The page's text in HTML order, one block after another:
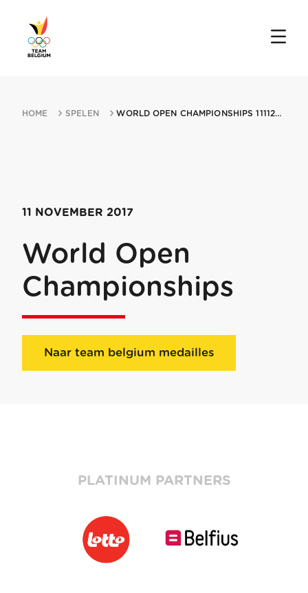
HOME SPELEN WORLD OPEN CHAMPIONSHIPS 11112017 MARRAKECH
11 NOVEMBER 2017
World Open
Championships
Naar team belgium medailles
PLATINUM PARTNERS